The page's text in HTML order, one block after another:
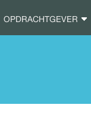
OPDRACHTGEVER